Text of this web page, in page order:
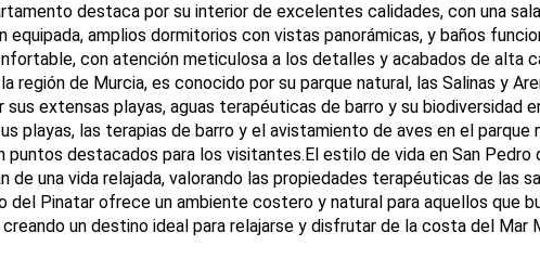
destaca por su interior de excelentes calidades, con una
equipada, amplios dormitorios con vistas panorámicas, y baños
con atención meticulosa a los detalles y acabados de alta
región de Murcia, es conocido por su parque natural, las Salinas y
extensas playas, aguas terapéuticas de barro y su biodiversidad
playas, las terapias de barro y el avistamiento de aves en el parque
destacados para los visitantes.El estilo de vida en San Pedro
una vida relajada, valorando las propiedades terapéuticas de las
del Pinatar ofrece un ambiente costero y natural para aquellos que
un destino ideal para relajarse y disfrutar de la costa del Mar